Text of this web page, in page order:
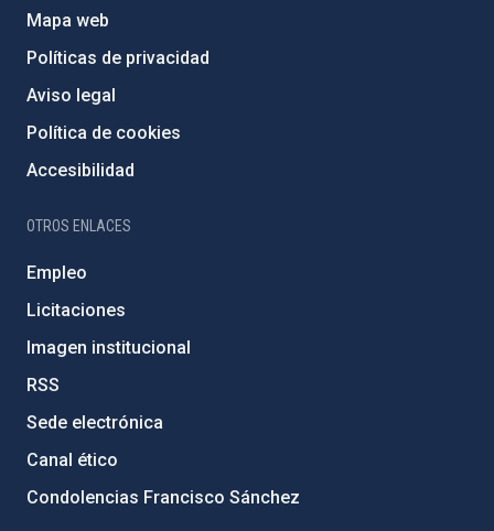
Mapa web
Políticas de privacidad
Aviso legal
Política de cookies
Accesibilidad
OTROS ENLACES
Empleo
Licitaciones
Imagen institucional
RSS
Sede electrónica
Canal ético
Condolencias Francisco Sánchez